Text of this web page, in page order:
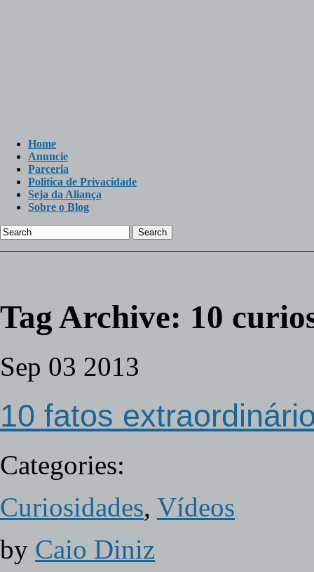
Home
Anuncie
Parceria
Politica de Privacidade
Seja da Aliança
Sobre o Blog
Search
Tag Archive: 10
Sep 03 2013
10 fatos
Categories:
Curiosidades, Vídeos
by Caio Diniz